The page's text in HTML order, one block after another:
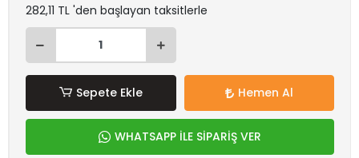
282,11 TL 'den başlayan taksitlerle
Sepete Ekle Hemen Al
WHATSAPP İLE SİPARİŞ VER